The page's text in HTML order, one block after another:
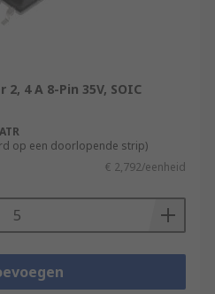
2, 4 A 8-Pin 35V, SOIC
op een doorlopende strip)
€ 2,792/eenheid